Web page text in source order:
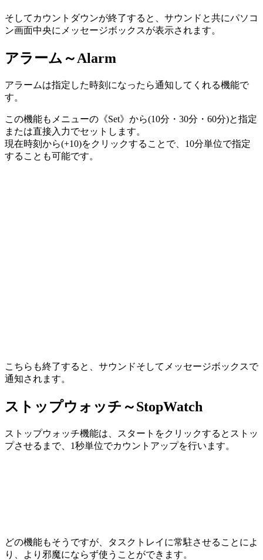
そしてカウントダウンが終了すると、サウンドと共にパソコ
ン画面中央にメッセージボックスが表示されます。
アラーム～Alarm
アラームは指定した時刻になったら通知してくれる機能で
す。
この機能もメニューの《Set》から(10分・30分・60分)と指定
または直接入力でセットします。
現在時刻から(+10)をクリックすることで、10分単位で指定
することも可能です。
こちらも終了すると、サウンドそしてメッセージボックスで
通知されます。
ストップウォッチ～StopWatch
ストップウォッチ機能は、スタートをクリックするとストッ
プさせるまで、1秒単位でカウントアップを行います。
どの機能もそうですが、タスクトレイに常駐させることによ
り、より邪魔にならず使うことができます。